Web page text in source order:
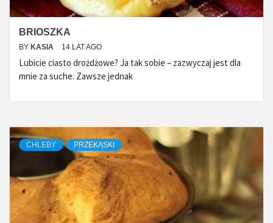
BRIOSZKA
BY KASIA 14 LAT AGO
Lubicie ciasto drożdżowe? Ja tak sobie – zazwyczaj jest dla
mnie za suche. Zawsze jednak
CHLEBY PRZEKĄSKI